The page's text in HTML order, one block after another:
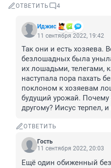
ОТВЕТИТЬ 4
Иджис
11 сентября 2022, 19:42
Так они и есть хозяева.
безлошадных была
их лошадьми, телегами,
наступала пора пахать
поклоном к хозяевам
будущий урожай.
другому? Иисус терпел,
ОТВЕТИТЬ
Гость
11 сентября 2022, 20:03
Ещё один обиженный